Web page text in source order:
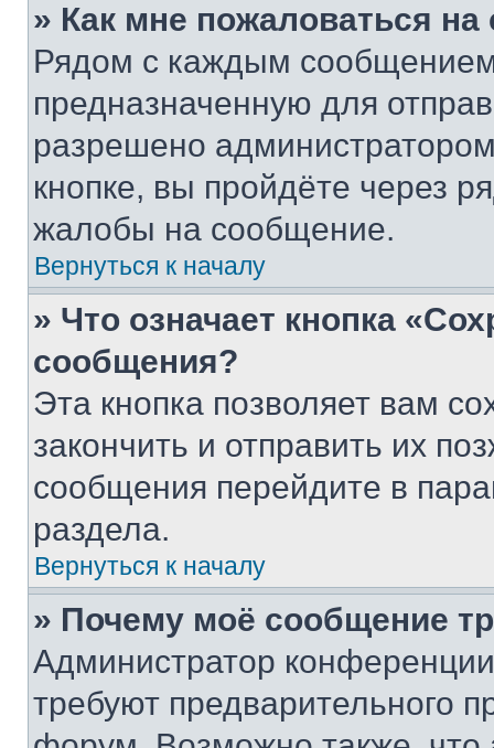
» Как мне пожаловаться
Рядом с каждым сообщением
предназначенную для
разрешено
кнопке, вы пройдёте через
жалобы на сообщение.
Вернуться к началу
» Что означает кнопка
сообщения?
Эта кнопка позволяет вам
закончить и отправить их
сообщения перейдите в
раздела.
Вернуться к началу
» Почему моё сообщение
Администратор
требуют предварительного